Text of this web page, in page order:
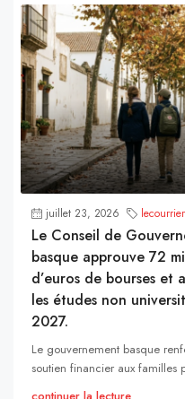
juillet 23, 2026
Le Conseil de
basque approuve 72
d’euros de bourses et
les études non
2027.
Le gouvernement basque
soutien financier aux familles
continuer la lecture